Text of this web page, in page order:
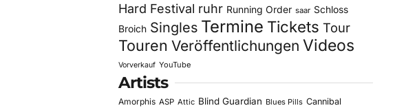
Hard Festival ruhr Running Order saar Schloss
Broich Singles Termine Tickets Tour
Touren Veröffentlichungen Videos
Vorverkauf YouTube
Artists
Amorphis ASP Attic Blind Guardian Blues Pills Cannibal